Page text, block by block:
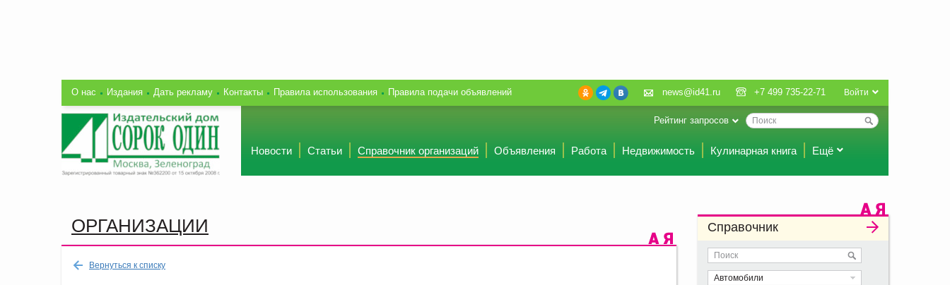
О нас Издания Дать рекламу Контакты Правила использования Правила подачи объявлений Войти
news@id41.ru +7 499 735-22-71
Рейтинг запросов
Новости Статьи Справочник организаций Объявления Работа Недвижимость Кулинарная книга Ещё
ОРГАНИЗАЦИИ
Вернуться к списку
Справочник
Автомобили